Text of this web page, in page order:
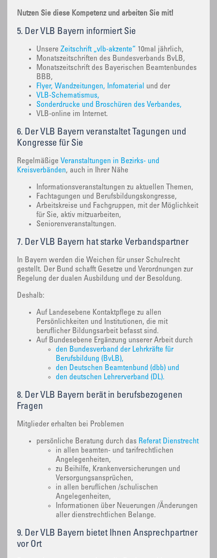
Nutzen Sie diese Kompetenz und arbeiten Sie mit!
5. Der VLB Bayern informiert Sie
Unsere Zeitschrift „vlb-akzente“ 10mal jährlich,
Monatszeitschriften des Bundesverbands BvLB,
Monatszeitschrift des Bayerischen Beamtenbundes
BBB,
Flyer, Wandzeitungen, Infomaterial und der
VLB-Schematismus,
Sonderdrucke und Broschüren des Verbandes,
VLB-online im Internet.
6. Der VLB Bayern veranstaltet Tagungen und
Kongresse für Sie
Regelmäßige Veranstaltungen in Bezirks- und
Kreisverbänden, auch in Ihrer Nähe
Informationsveranstaltungen zu aktuellen Themen,
Fachtagungen und Berufsbildungskongresse,
Arbeitskreise und Fachgruppen, mit der Möglichkeit
für Sie, aktiv mitzuarbeiten,
Seniorenveranstaltungen.
7. Der VLB Bayern hat starke Verbandspartner
In Bayern werden die Weichen für unser Schulrecht
gestellt. Der Bund schafft Gesetze und Verordnungen zur
Regelung der dualen Ausbildung und der Besoldung.
Deshalb:
Auf Landesebene Kontaktpflege zu allen
Persönlichkeiten und Institutionen, die mit
beruflicher Bildungsarbeit befasst sind.
Auf Bundesebene Ergänzung unserer Arbeit durch
den Bundesverband der Lehrkräfte für
Berufsbildung (BvLB),
den Deutschen Beamtenbund (dbb) und
den deutschen Lehrerverband (DL).
8. Der VLB Bayern berät in berufsbezogenen
Fragen
Mitglieder erhalten bei Problemen
persönliche Beratung durch das Referat Dienstrecht
in allen beamten- und tarifrechtlichen
Angelegenheiten,
zu Beihilfe, Krankenversicherungen und
Versorgungsansprüchen,
in allen beruflichen /schulischen
Angelegenheiten,
Informationen über Neuerungen /Änderungen
aller dienstrechtlichen Belange.
9. Der VLB Bayern bietet Ihnen Ansprechpartner
vor Ort